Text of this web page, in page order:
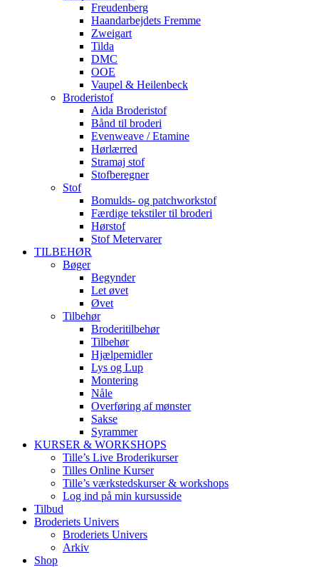
Freudenberg
Haandarbejdets Fremme
Zweigart
Tilda
DMC
OOE
Vaupel & Heilenbeck
Broderistof
Aida Broderistof
Bånd til broderi
Evenweave / Etamine
Hørlærred
Stramaj stof
Stofberegner
Stof
Bomulds- og patchworkstof
Færdige tekstiler til broderi
Hørstof
Stof Metervarer
TILBEHØR
Bøger
Begynder
Let øvet
Øvet
Tilbehør
Broderitilbehør
Tilbehør
Hjælpemidler
Lys og Lup
Montering
Nåle
Overføring af mønster
Sakse
Syrammer
KURSER & WORKSHOPS
Tille’s Live Broderikurser
Tilles Online Kurser
Tille’s værkstedskurser & workshops
Log ind på min kursusside
Tilbud
Broderiets Univers
Broderiets Univers
Arkiv
Shop